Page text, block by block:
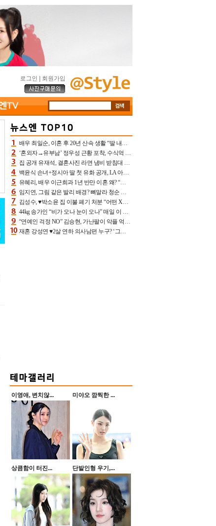
로그인 회원가입
배우 최일순, 이혼 후 20년 산속 생활 “딸 내가 버렸다고 원망‥맘 아파”(특종)[어제TV]
‘혼외자→유부남’ 정우성 근황 포착, 수식억 해킹 피해 후배 만났다 “존경하는”
집 공개 유재석, 결혼사진 라면 냄비 받침대 되고 분노‥가족사진도 피해(놀뭐)[어제TV]
백윤식 손녀+정시아 딸 첫 유화 공개, LA 아트쇼→서울국제조각페스타 작가다운 수준급 실력
유혜리, 배우 이근희과 1년 반만 이혼 왜? “식칼 꽂고 의자 던져” 충격 폭로(특종)[어제TV]
임지연, 그림 같은 발리 배경? 뼈말라 청순 비키니 핏에 상대 안 되네
김성수, ♥박소윤 집 이불 폐기 처분 “어떤 X이랑 썼을지 몰라” 질투(신랑수업2)[어제TV]
44kg 송가인 “비가 오나 눈이 오나” 매일 이 운동, 허벅지 근육량 상승+체지방 감소
“연예인 걱정 NO” 김승현, 가난팔이 악플 억울할만‥아내+딸과 日 여행
재혼 강성연 ♥2살 연하 의사남편 누구? ‘그알’ 자문의에 훈남 비주얼 초엘리트 스펙 [종합]
이영애, 변치않... 미야오 깜찍한 ...
상큼함이 터진... 단발인형 우기,...